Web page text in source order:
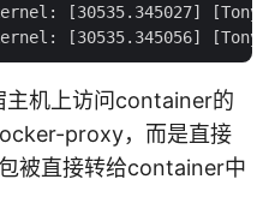
[30535.345027] [TonyBai]-
主机上访问container的
proxy，而是直接
被直接转给container中